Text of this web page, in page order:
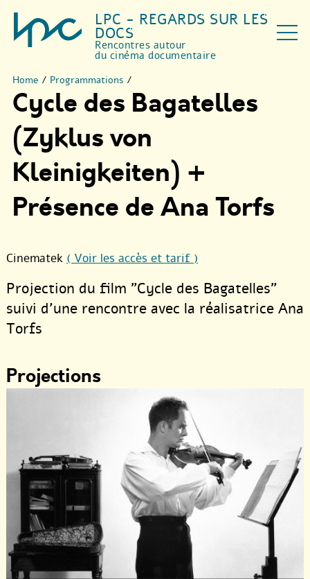
LPC - REGARDS SUR LES
DOCS
Rencontres autour
du cinéma documentaire
Home / Programmations /
Cycle des Bagatelles
(Zyklus von
Kleinigkeiten) +
Présence de Ana Torfs
Cinematek ( Voir les accès et tarif )
Projection du film "Cycle des Bagatelles"
suivi d’une rencontre avec la réalisatrice Ana
Torfs
Projections